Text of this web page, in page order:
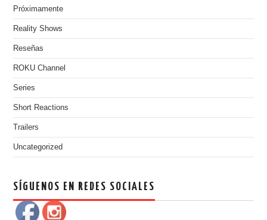
Próximamente
Reality Shows
Reseñas
ROKU Channel
Series
Short Reactions
Trailers
Uncategorized
SÍGUENOS EN REDES SOCIALES